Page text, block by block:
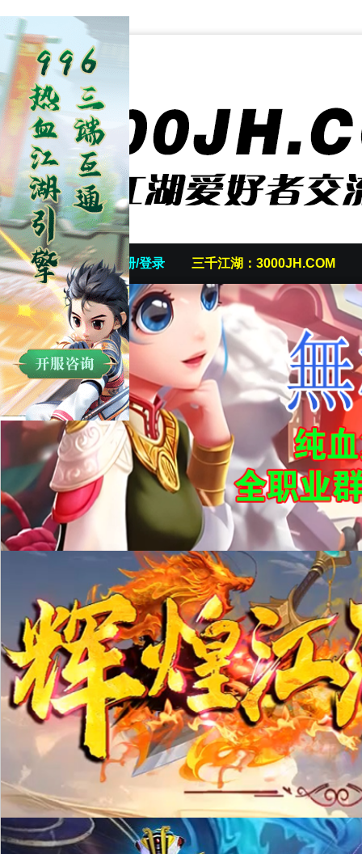
首页 发帖/注册/登录 三千江湖：3000JH.COM